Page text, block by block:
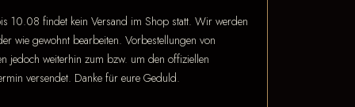
10.08 findet kein Versand im Shop statt. Wir werden
wie gewohnt bearbeiten. Vorbestellungen von
jedoch weiterhin zum bzw. um den offiziellen
versendet. Danke für eure Geduld.